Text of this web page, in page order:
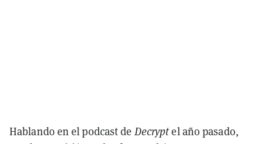
Hablando en el podcast de Decryptel año pasado,